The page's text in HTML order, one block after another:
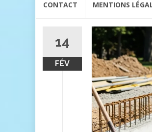
CONTACT MENTIONS
14
FÉV